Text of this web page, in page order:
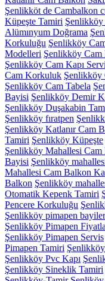
Şenlikköt de Cambalkon
Küpeşte Tamiri
Alümınyum Doğrama
Korkuluğu Şenlikköy
Modelleri Şenlikköy Cam
Şenlikköy Cam Kapı
Cam Korkuluk Şenlikköy
Şenlikköy Cam Tabela
Bayisi Şenlikköy Demir
Şenlikköy Duşakabin
Şenlikköy fıratpen
Şenlikköy Katlanır Cam
Tamiri Şenlikköy Küpeşte
Şenlikköy Mahallesi Cam
Bayisi Şenlikköy
Mahallesi Cam Balkon
Balkon Şenlikköy
Otomatik Kepenk Tamiri
Pencere Korkuluğu
Şenlikköy pimapen
Şenlikköy Pimapen
Şenlikköy Pimapen Servis
Pimapen Tamiri
Şenlikköy Pvc Kapı
Şenlikköy Sineklik Tamiri